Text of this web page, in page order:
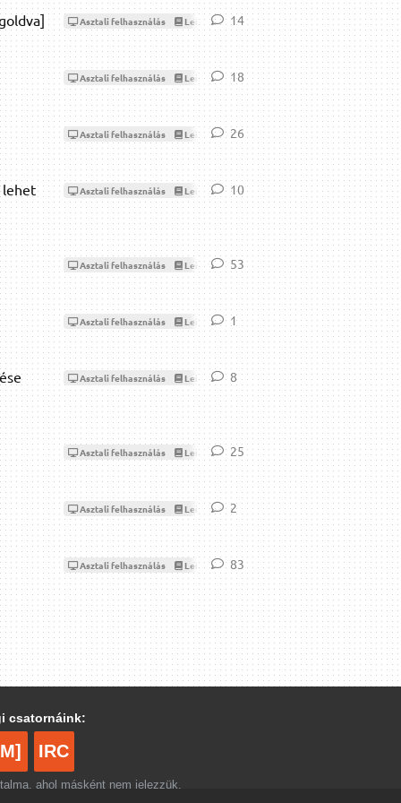
Asztali felhasználás Leírások, dokumentációk
1414 válasz
Asztali felhasználás Leírások, dokumentációk
18 18 válasz
Asztali felhasználás Leírások, dokumentációk
26 26 válasz
lehet
Asztali felhasználás Leírások, dokumentációk
10 10 válasz
Asztali felhasználás Leírások, dokumentációk
53 53 válasz
Asztali felhasználás Leírások, dokumentációk
1 1 válasz
Asztali felhasználás Leírások, dokumentációk
8 8 válasz
Asztali felhasználás Leírások, dokumentációk
25 25 válasz
Asztali felhasználás Leírások, dokumentációk
2 2 válasz
Asztali felhasználás Leírások, dokumentációk
83 83 válasz
csatornáink:
IRC
ahol másként nem jelezzük,